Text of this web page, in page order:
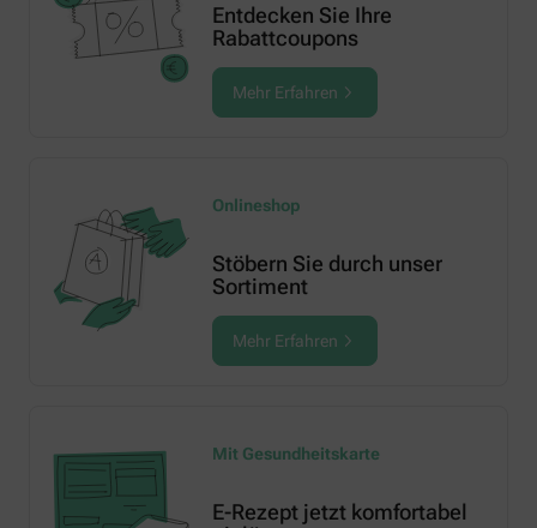
Entdecken Sie Ihre
Rabattcoupons
Mehr Erfahren
Onlineshop
Stöbern Sie durch unser
Sortiment
Mehr Erfahren
Mit Gesundheitskarte
E-Rezept jetzt komfortabel